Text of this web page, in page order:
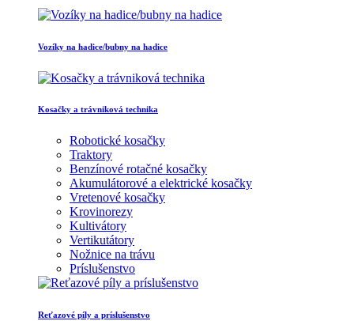
Vozíky na hadice/bubny na hadice
Kosačky a trávniková technika
Robotické kosačky
Traktory
Benzínové rotačné kosačky
Akumulátorové a elektrické kosačky
Vretenové kosačky
Krovinorezy
Kultivátory
Vertikutátory
Nožnice na trávu
Príslušenstvo
Reťazové píly a príslušenstvo